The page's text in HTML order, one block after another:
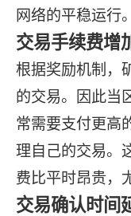
网络的平稳运行。
交易手续费增
根据奖励机制，
的交易。因此当
常需要支付更高
理自己的交易。
费比平时昂贵，
交易确认时间